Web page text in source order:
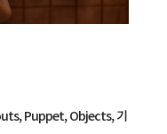
Puppet, Objects, 기